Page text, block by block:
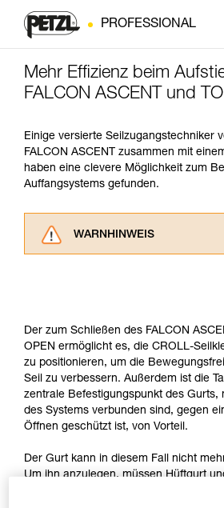
PROFESSIONAL
Mehr Effizienz beim
FALCON ASCENT und
Einige versierte Seilzugangstechniker
FALCON ASCENT zusammen mit
haben eine clevere Möglichkeit zum
Auffangsystems gefunden.
WARNHINWEIS
verstehen zu können,
der Gebrauchsanweisung
Informationen richtig
Die Beherrschung dieser
entsprechende Ausbildung
Training voraus. Prüfen Sie
einem Profi, ob Sie in der
Sie ihn eigenständig
Wir geben Beispiele für die
Der zum Schließen des FALCON
OPEN ermöglicht es, die CROLL-
zu positionieren, um die
Seil zu verbessern. Außerdem ist die
zentrale Befestigungspunkt des Gurts,
des Systems verbunden sind, gegen
Öffnen geschützt ist, von Vorteil.
Der Gurt kann in diesem Fall nicht
Um ihn anzulegen, müssen Hüftgurt